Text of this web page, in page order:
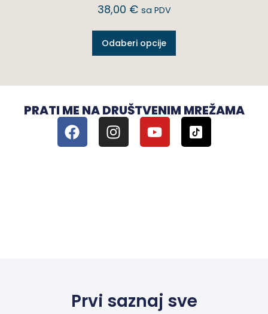
38,00 € sa PDV
Odaberi opcije
PRATI ME NA DRUŠTVENIM MREŽAMA
Prvi saznaj sve